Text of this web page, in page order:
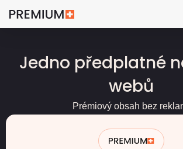
Jedno předplatné
webů
Prémiový obsah bez